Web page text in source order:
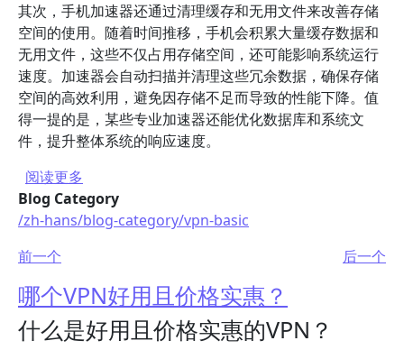
其次，手机加速器还通过清理缓存和无用文件来改善存储
空间的使用。随着时间推移，手机会积累大量缓存数据和
无用文件，这些不仅占用存储空间，还可能影响系统运行
速度。加速器会自动扫描并清理这些冗余数据，确保存储
空间的高效利用，避免因存储不足而导致的性能下降。值
得一提的是，某些专业加速器还能优化数据库和系统文
件，提升整体系统的响应速度。
阅读更多
Blog Category
/zh-hans/blog-category/vpn-basic
前一个
后一个
哪个VPN好用且价格实惠？
什么是好用且价格实惠的VPN？